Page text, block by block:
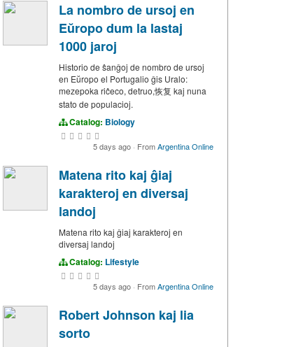
La nombro de ursoj en
Eŭropo dum la lastaj
1000 jaroj
Historio de ŝanĝoj de nombro de ursoj
en Eŭropo el Portugalio ĝis Uralo:
mezepoka riĉeco, detruo,恢复 kaj nuna
stato de populacioj.
Catalog: Biology
5 days ago · FromArgentina Online
Matena rito kaj ĝiaj
karakteroj en diversaj
landoj
Matena rito kaj ĝiaj karakteroj en
diversaj landoj
Catalog: Lifestyle
5 days ago · FromArgentina Online
Robert Johnson kaj lia
sorto